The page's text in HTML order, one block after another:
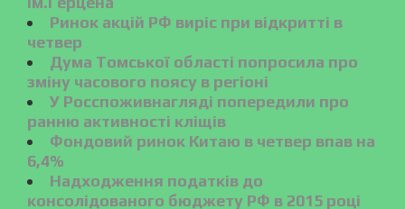
Ринок акцій РФ виріс при відкритті в
четвер
Дума Томської області попросила про
зміну часового поясу в регіоні
У Росспоживнагляді попередили про
ранню активності кліщів
Фондовий ринок Китаю в четвер впав на
6,4%
Надходження податків до
консолідованого бюджету РФ в 2015 році